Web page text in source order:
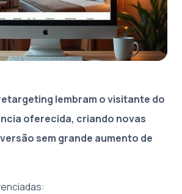
lembram o visitante do
oferecida, criando novas
sem grande aumento de